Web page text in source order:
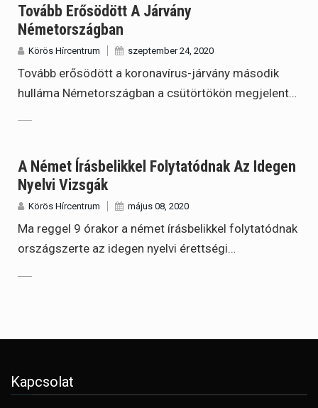
Tovább Erősödött A Járvány
Németországban
Körös Hírcentrum szeptember 24, 2020
Tovább erősödött a koronavírus-járvány második
hulláma Németországban a csütörtökön megjelent…
A Német Írásbelikkel Folytatódnak Az Idegen
Nyelvi Vizsgák
Körös Hírcentrum május 08, 2020
Ma reggel 9 órakor a német írásbelikkel folytatódnak
országszerte az idegen nyelvi érettségi…
Kapcsolat